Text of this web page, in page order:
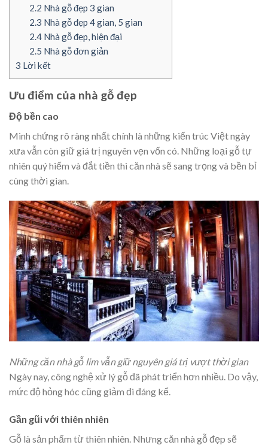
2.2 Nhà gỗ đẹp 3 gian
2.3 Nhà gỗ đẹp 4 gian, 5 gian
2.4Nhà gỗ đẹp, hiện đại
2.5 Nhà gỗ đơn giản
3 Lời kết
Ưu điểm của nhà gỗ đẹp
Độ bền cao
Minh chứng rõ ràng nhất chính là những kiến trúc Việt ngày
xưa vẫn còn giữ giá trị nguyên vẹn vốn có. Những loại gỗ tự
nhiên quý hiếm và đắt tiền thì căn nhà sẽ sang trọng và bền bỉ
cùng thời gian.
Những căn nhà gỗ lim vẫn giữ nguyên giá trị vượt thời gian
Ngày nay, công nghệ xử lý gỗ đã phát triển hơn nhiều. Do vậy,
mức độ hỏng hóc cũng giảm đi đáng kể.
Gần gũi với thiên nhiên
Gỗ là sản phẩm từ thiên nhiên. Nhưng căn nhà gỗ đẹp sẽ